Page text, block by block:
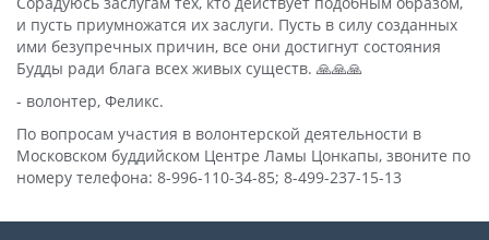
и пусть приумножатся их заслуги. Пусть в силу созданных
ими безупречных причин, все они достигнут состояния
Будды ради блага всех живых существ. 🙏🙏🙏
- волонтер, Феликс.
По вопросам участия в волонтерской деятельности в
Московском буддийском Центре Ламы Цонкапы, звоните по
номеру телефона: 8-996-110-34-85; 8-499-237-15-13